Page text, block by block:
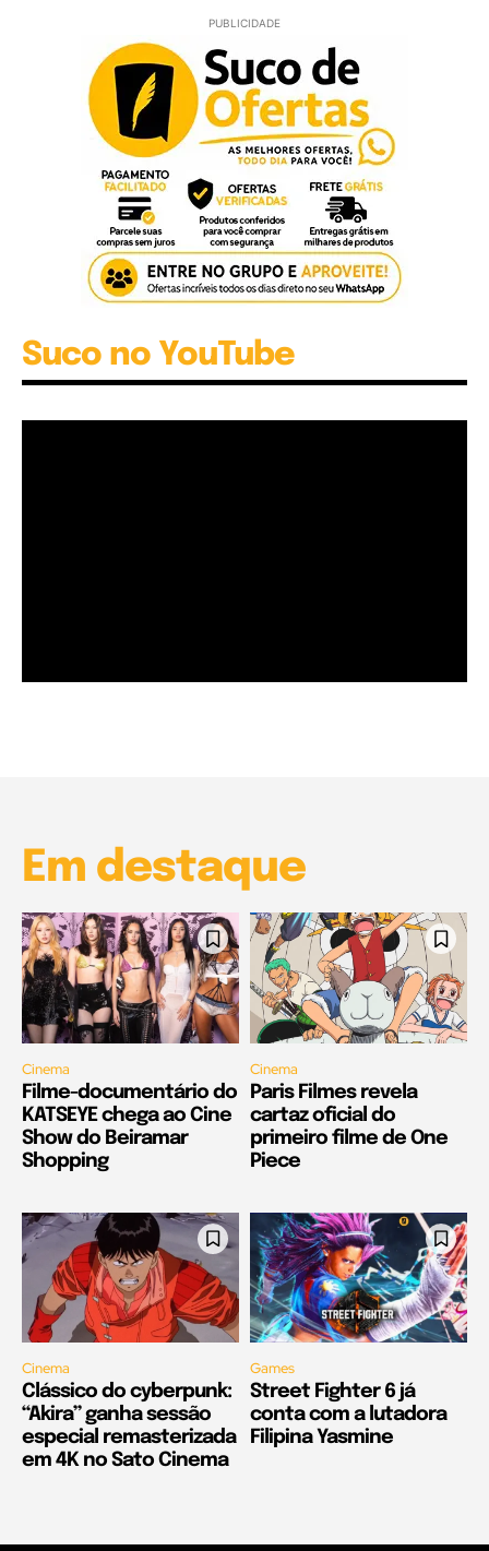
PUBLICIDADE
Suco no YouTube
Em destaque
Cinema
Filme-documentário do
KATSEYE chega ao Cine
Show do Beiramar
Shopping
Cinema
Paris Filmes revela
cartaz oficial do
primeiro filme de One
Piece
Cinema
Clássico do cyberpunk:
“Akira” ganha sessão
especial remasterizada
em 4K no Sato Cinema
Games
Street Fighter 6 já
conta com a lutadora
Filipina Yasmine